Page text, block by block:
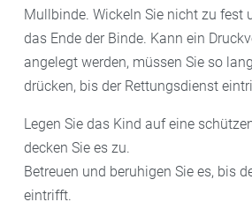
Mullbinde. Wickeln Sie nicht zu fest
das Ende der Binde. Kann ein
angelegt werden, müssen Sie so
drücken, bis der Rettungsdienst
Legen Sie das Kind auf eine
decken Sie es zu.
Betreuen und beruhigen Sie es, bis
eintrifft.